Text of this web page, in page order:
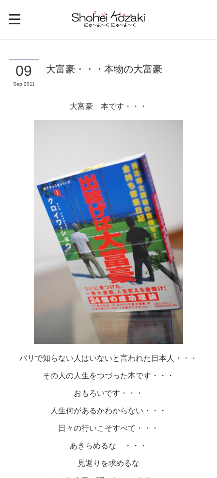
09
Sep 2011
大富豪・・・本物の大富豪
大富豪 本です・・・
バリで知らない人はいないと言われた日本人・・・
その人の人生をつづった本です・・・
おもろいです・・・
人生何があるかわからない・・・
日々の行いこそすべて・・・
あきらめるな ・・・
見返りを求めるな